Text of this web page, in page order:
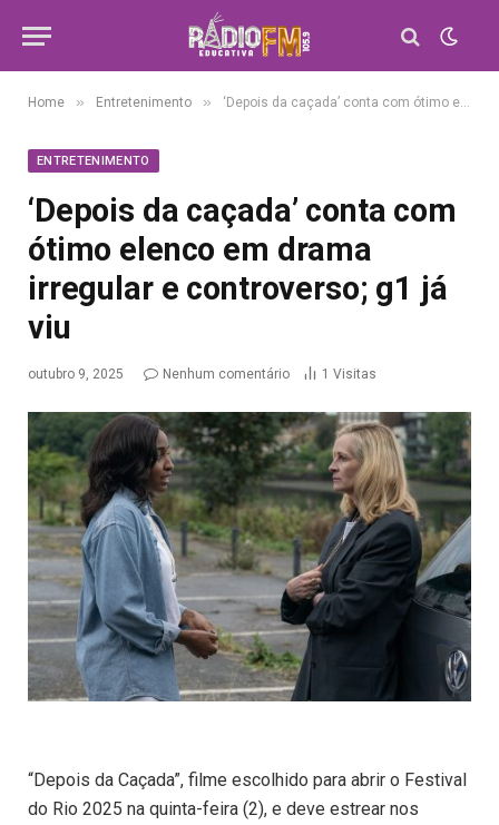
Home » Entretenimento » ‘Depois da caçada’ conta com ótimo elenco em drama irregular e controverso; g1 já viu
ENTRETENIMENTO
‘Depois da caçada’ conta com
ótimo elenco em drama
irregular e controverso; g1 já
viu
outubro 9, 2025 Nenhum comentário 1 Visitas
“Depois da Caçada”, filme escolhido para abrir o Festival
do Rio 2025 na quinta-feira (2), e deve estrear nos